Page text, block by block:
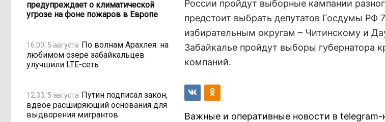
предупреждает о климатической
угрозе на фоне пожаров в Европе
16:00, 5 августа По волнам Арахлея: на
любимом озере забайкальцев
улучшили LTE-сеть
12:33, 5 августа Путин подписал закон,
вдвое расширяющий основания для
выдворения мигрантов
России пройдут выборные кампании
предстоит выбрать депутатов Госдумы РФ
избирательным округам – Читинскому и
Забайкалье пройдут выборы губернатора
компаний.
Важные и оперативные новости в telegram-